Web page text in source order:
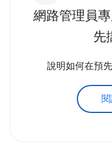
網路管理員
先
說明如何在預